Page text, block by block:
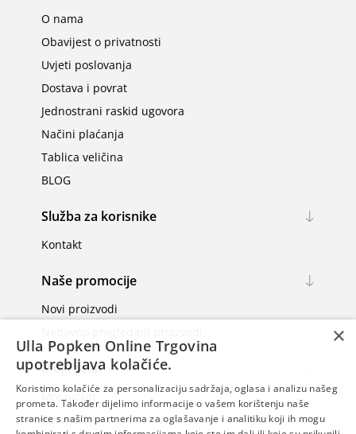
O nama
Obavijest o privatnosti
Uvjeti poslovanja
Dostava i povrat
Jednostrani raskid ugovora
Načini plaćanja
Tablica veličina
BLOG
Služba za korisnike
Kontakt
Naše promocije
Novi proizvodi
Moj račun
Moj račun
Narudžbe
×
Ulla Popken Online Trgovina
upotrebljava kolačiće.
Koristimo kolačiće za personalizaciju sadržaja, oglasa i analizu našeg
prometa. Također dijelimo informacije o vašem korištenju naše
stranice s našim partnerima za oglašavanje i analitiku koji ih mogu